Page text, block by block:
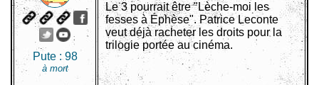
Pute :98
à mort
Le 3 pourrait être "Lèche-moi les
fesses à Éphèse". Patrice Leconte
veut déjà racheter les droits pour la
trilogie portée au cinéma.